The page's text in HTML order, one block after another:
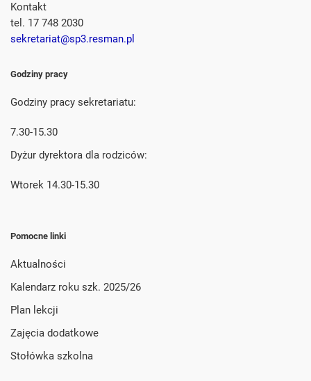
Kontakt
tel. 17 748 2030
sekretariat@sp3.resman.pl
Godziny pracy
Godziny pracy sekretariatu:
7.30-15.30
Dyżur dyrektora dla rodziców:
Wtorek 14.30-15.30
Pomocne linki
Aktualności
Kalendarz roku szk. 2025/26
Plan lekcji
Zajęcia dodatkowe
Stołówka szkolna